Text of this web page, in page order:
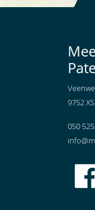
9752
050